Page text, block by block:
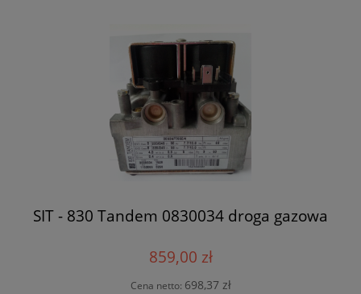
SIT - 830 Tandem 0830034 droga gazowa
859,00 zł
Cena netto: 698,37 zł